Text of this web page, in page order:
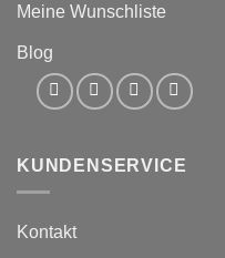
Meine Wunschliste
Blog
KUNDENSERVICE
Kontakt